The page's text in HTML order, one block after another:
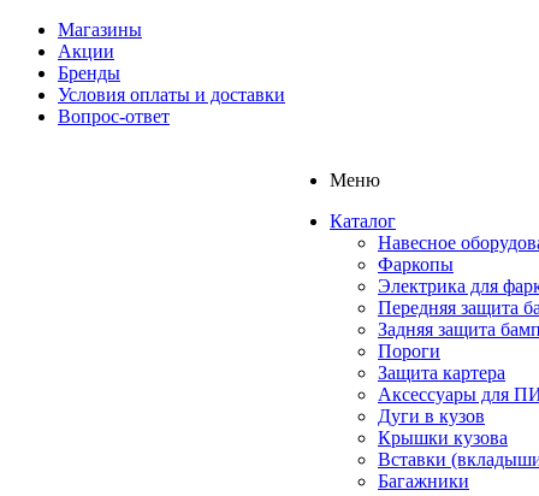
Магазины
Акции
Бренды
Условия оплаты и доставки
Вопрос-ответ
Меню
Каталог
Навесное
Фаркопы
Электрика для
Передняя защита
Задняя защита
Пороги
Защита картера
Аксессуары для
Дуги в кузов
Крышки кузова
Вставки
Багажники